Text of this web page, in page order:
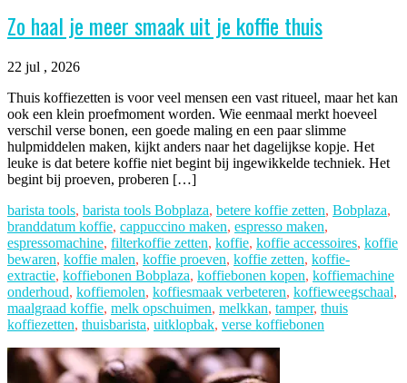
Zo haal je meer smaak uit je koffie thuis
22 jul , 2026
Thuis koffiezetten is voor veel mensen een vast ritueel, maar het kan
ook een klein proefmoment worden. Wie eenmaal merkt hoeveel
verschil verse bonen, een goede maling en een paar slimme
hulpmiddelen maken, kijkt anders naar het dagelijkse kopje. Het
leuke is dat betere koffie niet begint bij ingewikkelde techniek. Het
begint bij proeven, proberen […]
barista tools, barista tools Bobplaza, betere koffie zetten, Bobplaza,
branddatum koffie, cappuccino maken, espresso maken,
espressomachine, filterkoffie zetten, koffie, koffie accessoires, koffie
bewaren, koffie malen, koffie proeven, koffie zetten, koffie-
extractie, koffiebonen Bobplaza, koffiebonen kopen, koffiemachine
onderhoud, koffiemolen, koffiesmaak verbeteren, koffieweegschaal,
maalgraad koffie, melk opschuimen, melkkan, tamper, thuis
koffiezetten, thuisbarista, uitklopbak, verse koffiebonen